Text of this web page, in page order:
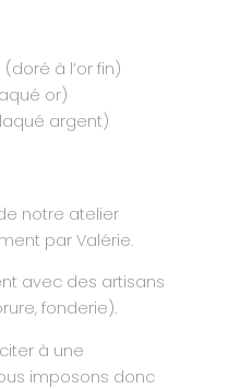
à l’or fin)
or)
argent)
notre atelier
par Valérie.
avec des artisans
fonderie).
à une
imposons donc